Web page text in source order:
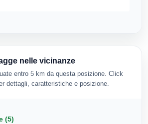
nelle vicinanze
entro 5 km da questa posizione. Click
dettagli, caratteristiche e posizione.
(5)